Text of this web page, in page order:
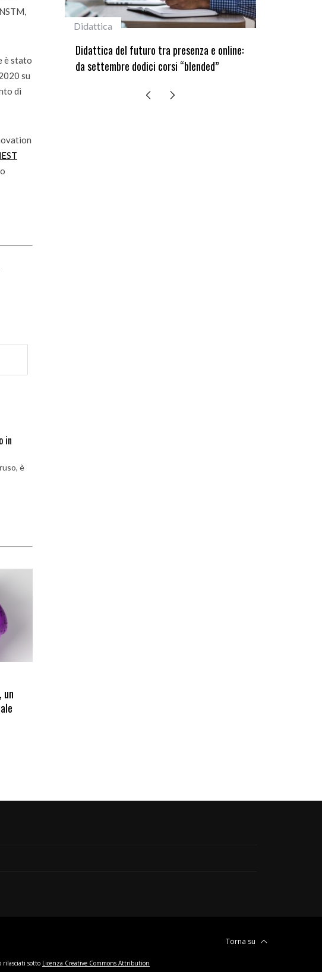
è stato
su
di
in
è
un
tra presenza e online:
corsi “blended”
#studentiunifi
Laureata Unifi premiata nella settima
edizione del Premio “Giancarlo Guasti”
rilasciati sotto Licenza Creative Commons Attribution
Torna su